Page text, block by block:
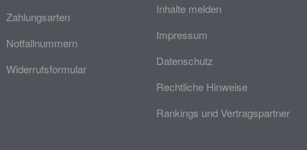
Zahlungsarten
Notfallnummern
Widerrufsformular
Inhalte melden
Impressum
Datenschutz
Rechtliche Hinweise
Rankings und Vertragspartner